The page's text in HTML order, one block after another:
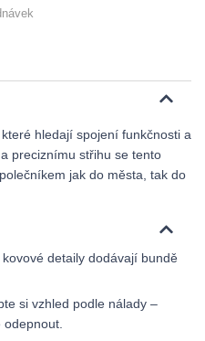
hledají spojení funkčnosti a
a preciznímu střihu se tento
jak do města, tak do
detaily dodávají bundě
si vzhled podle nálady –